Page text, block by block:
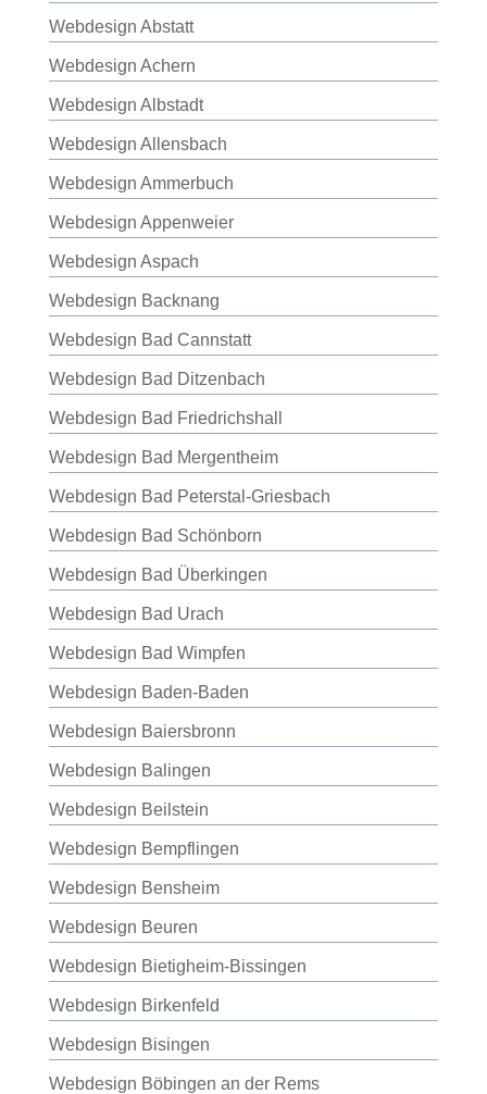
Webdesign Abstatt
Webdesign Achern
Webdesign Albstadt
Webdesign Allensbach
Webdesign Ammerbuch
Webdesign Appenweier
Webdesign Aspach
Webdesign Backnang
Webdesign Bad Cannstatt
Webdesign Bad Ditzenbach
Webdesign Bad Friedrichshall
Webdesign Bad Mergentheim
Webdesign Bad Peterstal-Griesbach
Webdesign Bad Schönborn
Webdesign Bad Überkingen
Webdesign Bad Urach
Webdesign Bad Wimpfen
Webdesign Baden-Baden
Webdesign Baiersbronn
Webdesign Balingen
Webdesign Beilstein
Webdesign Bempflingen
Webdesign Bensheim
Webdesign Beuren
Webdesign Bietigheim-Bissingen
Webdesign Birkenfeld
Webdesign Bisingen
Webdesign Böbingen an der Rems